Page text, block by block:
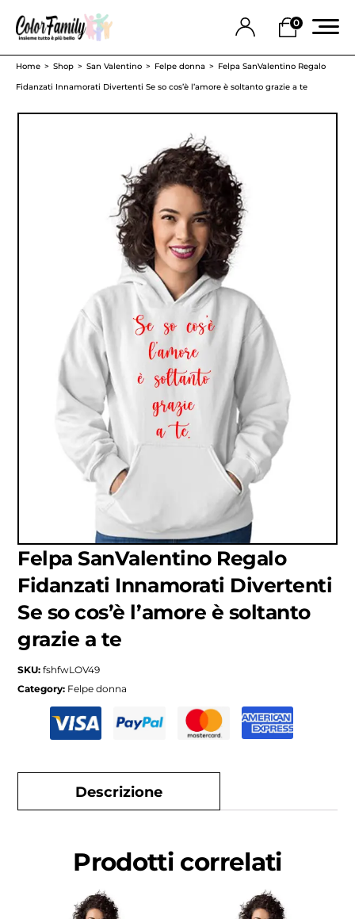
0
Home Shop San Valentino Felpe donna
Felpa SanValentino Regalo
Fidanzati Innamorati Divertenti Se so cos’è l’amore è soltanto grazie a te
Felpa SanValentino Regalo
Fidanzati Innamorati Divertenti
Se so cos’è l’amore è soltanto
grazie a te
SKU:fshfwLOV49
Category: Felpe donna
Descrizione
Prodotti correlati